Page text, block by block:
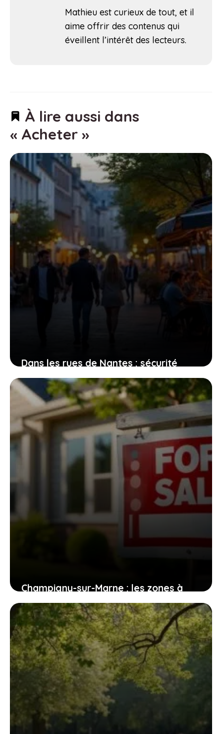
Mathieu est curieux de tout, et il
aime offrir des contenus qui
éveillent l’intérêt des lecteurs.
À lire aussi dans
« Acheter »
Dans les rues de Nantes : sécurité
perçue et réalités des quartiers
2 août 2026
Champigny-sur-Marne : les zones à
éviter pour les futurs habitants
1 août 2026